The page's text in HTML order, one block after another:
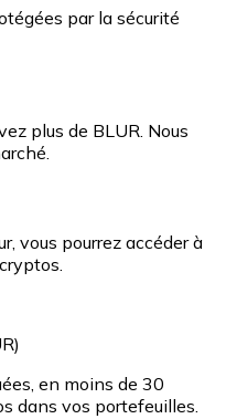
par la sécurité
plus de BLUR. Nous
vous pourrez accéder à
en moins de 30
dans vos portefeuilles.